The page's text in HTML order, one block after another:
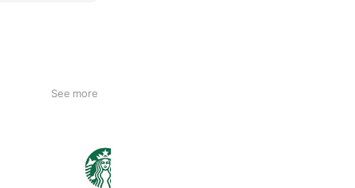
See more